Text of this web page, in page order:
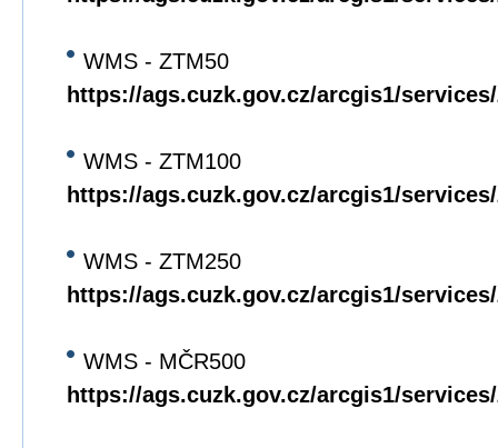
WMS - ZTM50
https://ags.cuzk.gov.cz/arcgis1/
WMS - ZTM100
https://ags.cuzk.gov.cz/arcgis1/
WMS - ZTM250
https://ags.cuzk.gov.cz/arcgis1/
WMS - MČR500
https://ags.cuzk.gov.cz/arcgis1/